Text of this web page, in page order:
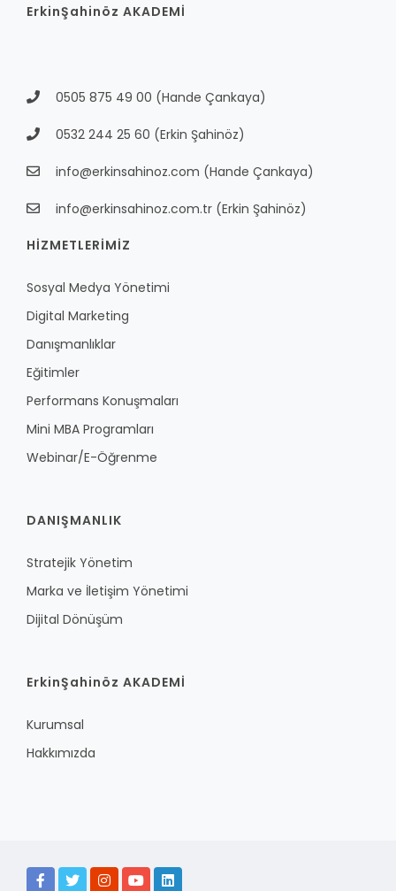
ErkinŞahinöz AKADEMİ
0505 875 49 00 (Hande Çankaya)
0532 244 25 60 (Erkin Şahinöz)
info@erkinsahinoz.com (Hande Çankaya)
info@erkinsahinoz.com.tr (Erkin Şahinöz)
HİZMETLERİMİZ
Sosyal Medya Yönetimi
Digital Marketing
Danışmanlıklar
Eğitimler
Performans Konuşmaları
Mini MBA Programları
Webinar/E-Öğrenme
DANIŞMANLIK
Stratejik Yönetim
Marka ve İletişim Yönetimi
Dijital Dönüşüm
ErkinŞahinöz AKADEMİ
Kurumsal
Hakkımızda